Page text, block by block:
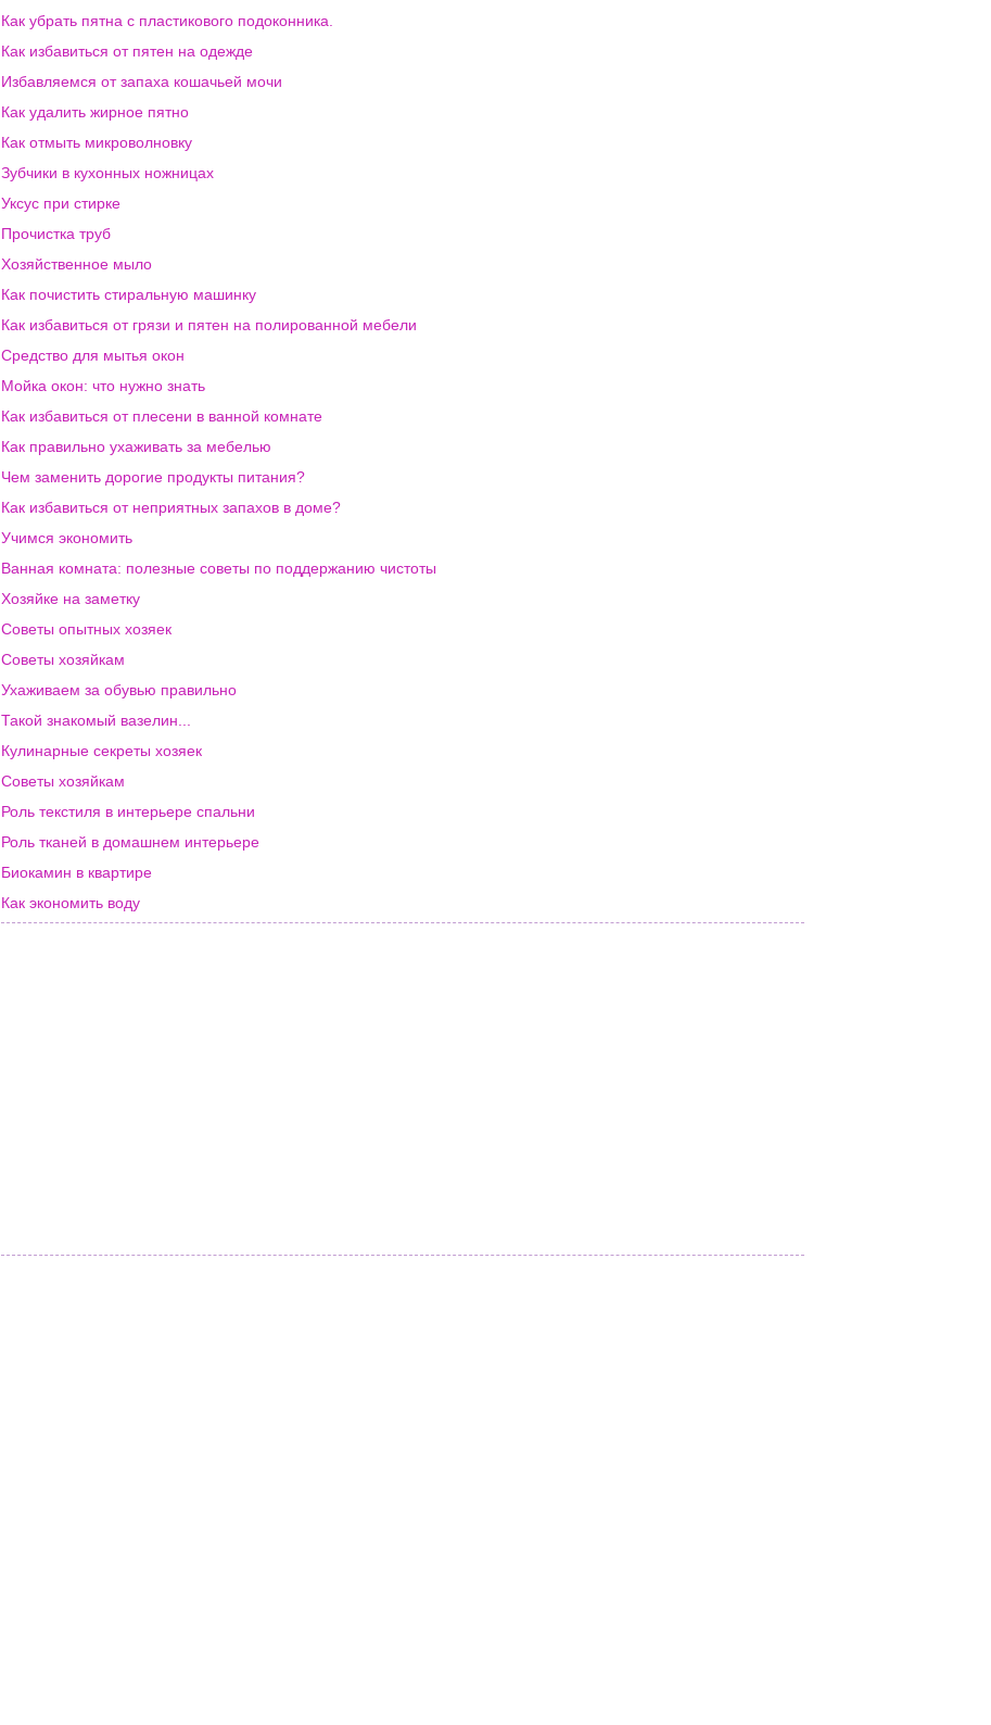
Как убрать пятна с пластикового подоконника.
Как избавиться от пятен на одежде
Избавляемся от запаха кошачьей мочи
Как удалить жирное пятно
Как отмыть микроволновку
Зубчики в кухонных ножницах
Уксус при стирке
Прочистка труб
Хозяйственное мыло
Как почистить стиральную машинку
Как избавиться от грязи и пятен на полированной мебели
Средство для мытья окон
Мойка окон: что нужно знать
Как избавиться от плесени в ванной комнате
Как правильно ухаживать за мебелью
Чем заменить дорогие продукты питания?
Как избавиться от неприятных запахов в доме?
Учимся экономить
Ванная комната: полезные советы по поддержанию чистоты
Хозяйке на заметку
Советы опытных хозяек
Советы хозяйкам
Ухаживаем за обувью правильно
Такой знакомый вазелин...
Кулинарные секреты хозяек
Советы хозяйкам
Роль текстиля в интерьере спальни
Роль тканей в домашнем интерьере
Биокамин в квартире
Как экономить воду